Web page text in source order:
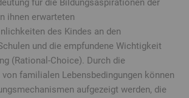
für die Bildungsaspirationen der
ihnen erwarteten
des Kindes an den
und die empfundene Wichtigkeit
(Rational-Choice). Durch die
familialen Lebensbedingungen können
aufgezeigt werden, die